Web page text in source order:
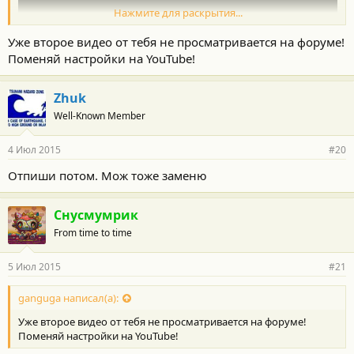
Нажмите для раскрытия...
Уже второе видео от тебя не просматривается на форуме!
Поменяй настройки на YouTube!
Zhuk
Well-Known Member
4 Июл 2015 #20
Отпиши потом. Мож тоже заменю
Снусмумрик
From time to time
5 Июл 2015 #21
ganguga написал(а):
Уже второе видео от тебя не просматривается на форуме!
Поменяй настройки на YouTube!